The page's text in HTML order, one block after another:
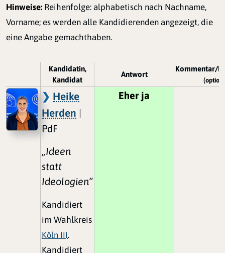
Hinweise: Reihenfolge: alphabetisch nach Nachname,
Vorname; es werden alle Kandidierenden angezeigt, die
eine Angabe gemachthaben.
Kandidatin,
Kandidat
Antwort
Kommentar/
Heike
Herden |
PdF
„Ideen
statt
Ideologien“
Kandidiert
im Wahlkreis
Köln III.
Kandidiert
Eher ja